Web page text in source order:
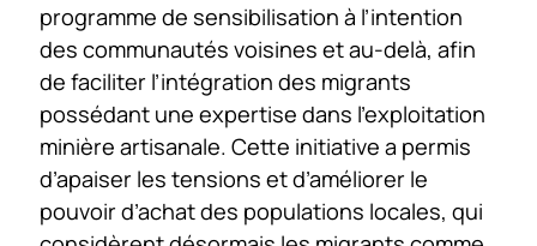
programme de sensibilisation à l’intention
des communautés voisines et au-delà, afin
de faciliter l’intégration des migrants
possédant une expertise dans l’exploitation
minière artisanale. Cette initiative a permis
d’apaiser les tensions et d’améliorer le
pouvoir d’achat des populations locales, qui